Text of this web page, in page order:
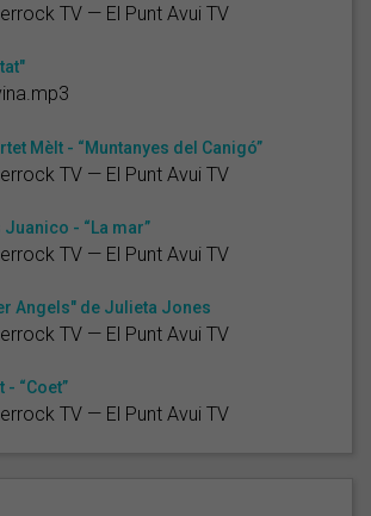
TV — El Punt Avui TV
Mèlt - “Muntanyes del Canigó”
TV — El Punt Avui TV
Juanico - “La mar”
TV — El Punt Avui TV
Angels" de Julieta Jones
TV — El Punt Avui TV
- “Coet”
TV — El Punt Avui TV